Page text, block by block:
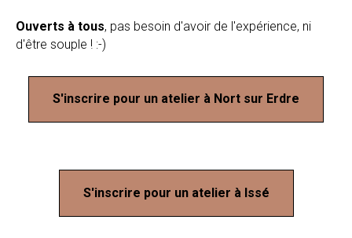
Ouverts à tous, pas besoin d'avoir de l'expérience, ni
d'être souple ! :-)
S'inscrire pour un atelier à Nort sur Erdre
S'inscrire pour un atelier à Issé